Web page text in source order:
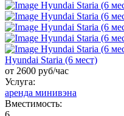
Hyundai Staria (6 мест)
от 2600 руб/час
Услуга:
аренда минивэна
Вместимость: